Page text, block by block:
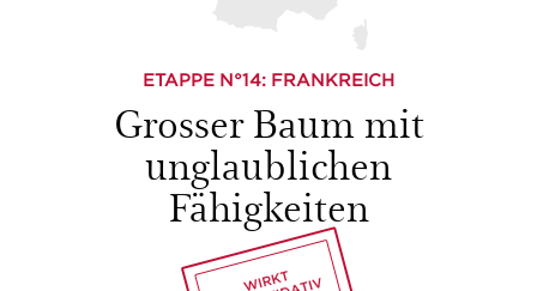
ETAPPE N°14: FRANKREICH
Grosser Baum mit
unglaublichen
Fähigkeiten